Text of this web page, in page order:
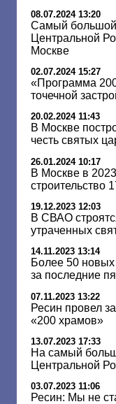
08.07.2024 13:20
Самый
Центральной
Москве
02.07.2024 15:27
«Программа
точечной
20.02.2024 11:43
В Москве
честь святых
26.01.2024 10:17
В Москве в
строительство
19.12.2023 12:03
В СВАО
утраченных
14.11.2023 13:14
Более 50
за последние
07.11.2023 13:22
Ресин провел
«200 храмов»
13.07.2023 17:33
На самый
Центральной
03.07.2023 11:06
Ресин: Мы не